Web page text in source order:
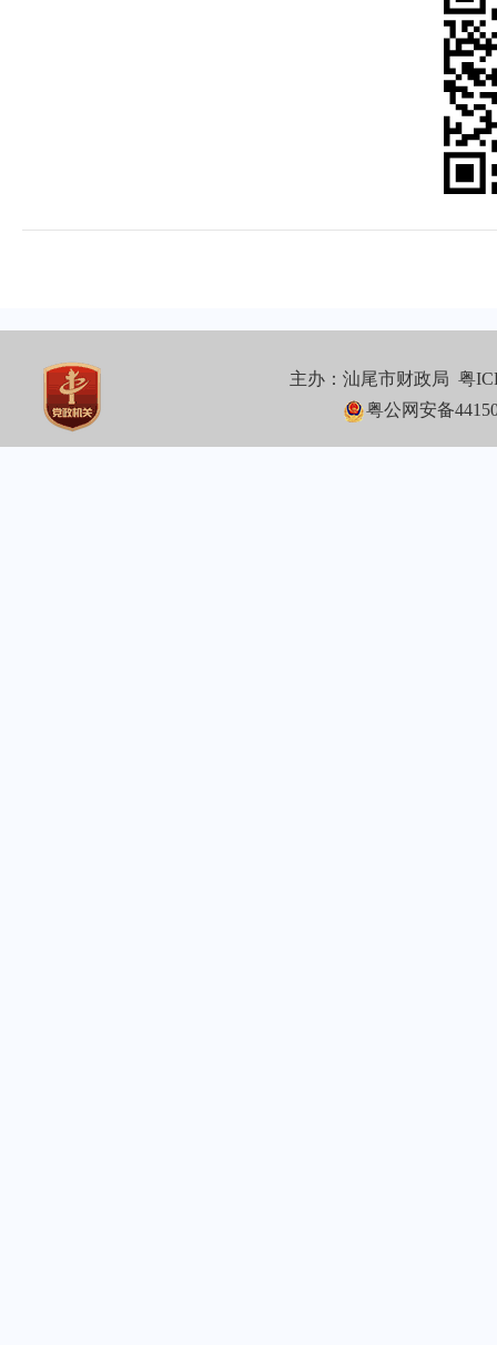
主办：汕尾市财政局粤
粤公网安备